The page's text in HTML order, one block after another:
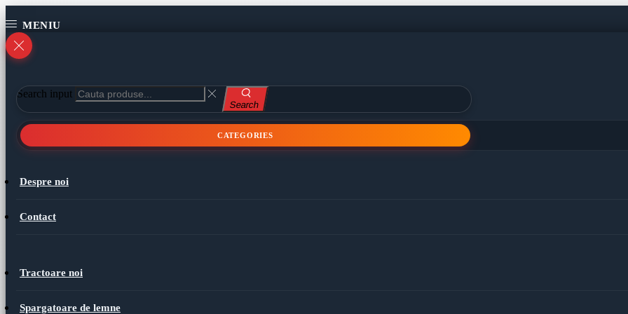
Search input
Search
CATEGORIES
Despre noi
Contact
Tractoare noi
Spargatoare de lemne